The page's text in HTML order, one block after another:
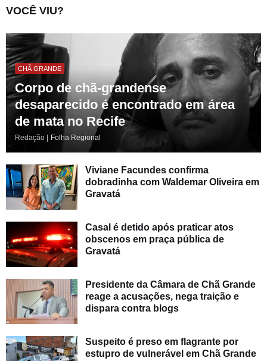
VOCÊ VIU?
CHÃ GRANDE
Corpo de chã-grandense
desaparecido é encontrado em área
de mata no Recife
Redação | Folha Regional
Viviane Facundes confirma
dobradinha com Waldemar Oliveira em
Gravatá
Casal é detido após praticar atos
obscenos em praça pública de
Gravatá
Presidente da Câmara de Chã Grande
reage a acusações, nega traição e
dispara contra blogs
Suspeito é preso em flagrante por
estupro de vulnerável em Chã Grande